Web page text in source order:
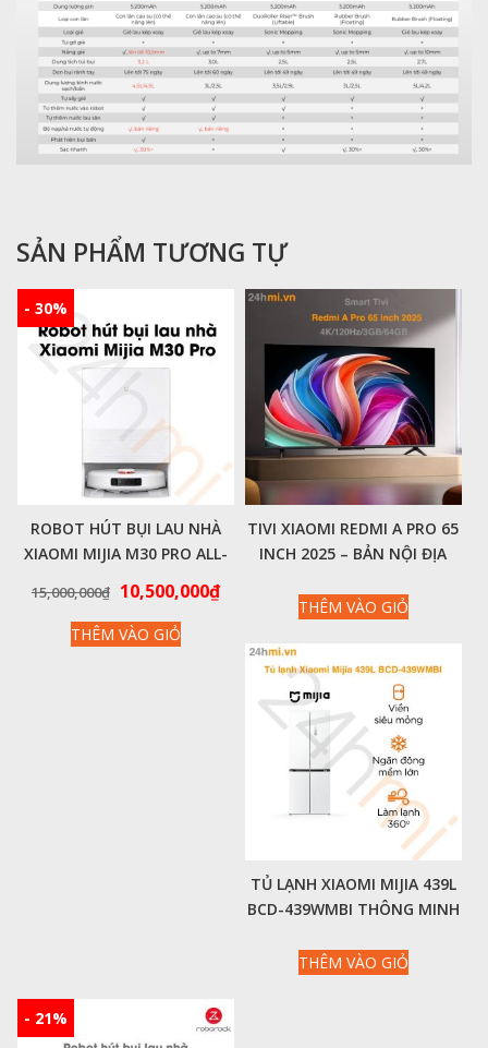
SẢN PHẨM TƯƠNG TỰ
- 30%
ROBOT HÚT BỤI LAU NHÀ
XIAOMI MIJIA M30 PRO ALL-
HÃNG
15,000,000₫ Giá
là:
10,500,000₫Giá
10,500,000₫.
THÊM VÀO GIỎ
TIVI XIAOMI REDMI A PRO 65
INCH 2025 – BẢN NỘI ĐỊA
THÊM VÀO GIỎ
TỦ LẠNH XIAOMI MIJIA 439L
BCD-439WMBI THÔNG MINH
2024
THÊM VÀO GIỎ
- 21%